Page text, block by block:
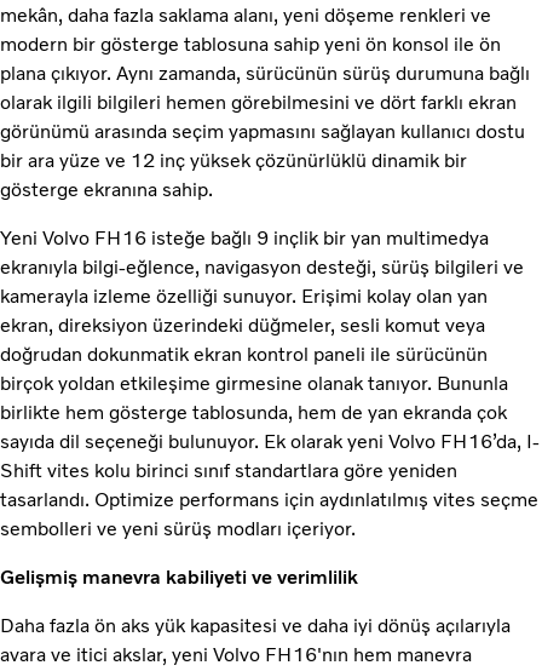
mekân, daha fazla saklama alanı, yeni döşeme renkleri ve
modern bir gösterge tablosuna sahip yeni ön konsol ile ön
plana çıkıyor. Aynı zamanda, sürücünün sürüş durumuna bağlı
olarak ilgili bilgileri hemen görebilmesini ve dört farklı ekran
görünümü arasında seçim yapmasını sağlayan kullanıcı dostu
bir ara yüze ve 12 inç yüksek çözünürlüklü dinamik bir
gösterge ekranına sahip.
Yeni Volvo FH16 isteğe bağlı 9 inçlik bir yan multimedya
ekranıyla bilgi-eğlence, navigasyon desteği, sürüş bilgileri ve
kamerayla izleme özelliği sunuyor. Erişimi kolay olan yan
ekran, direksiyon üzerindeki düğmeler, sesli komut veya
doğrudan dokunmatik ekran kontrol paneli ile sürücünün
birçok yoldan etkileşime girmesine olanak tanıyor. Bununla
birlikte hem gösterge tablosunda, hem de yan ekranda çok
sayıda dil seçeneği bulunuyor. Ek olarak yeni Volvo FH16’da, I-
Shift vites kolu birinci sınıf standartlara göre yeniden
tasarlandı. Optimize performans için aydınlatılmış vites seçme
sembolleri ve yeni sürüş modları içeriyor.
Gelişmiş manevra kabiliyeti ve verimlilik
Daha fazla ön aks yük kapasitesi ve daha iyi dönüş açılarıyla
avara ve itici akslar, yeni Volvo FH16'nın hem manevra